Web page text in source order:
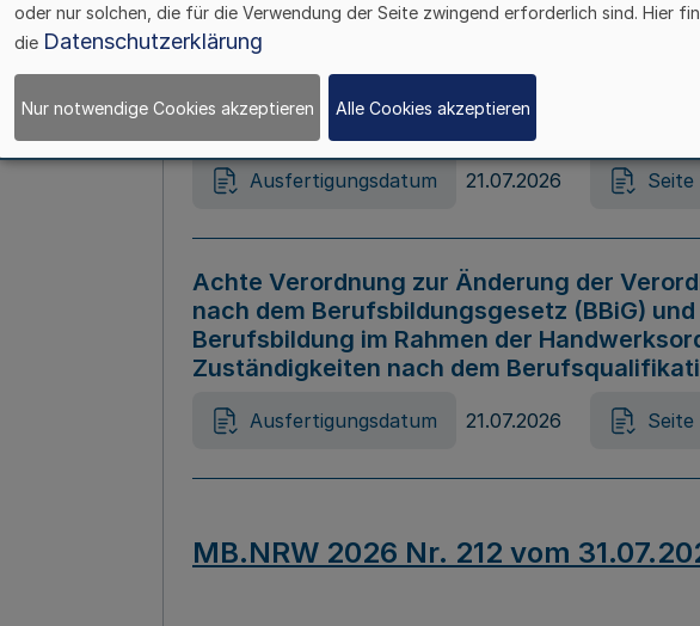
Ausfertigungsdatum 21.07.2026 Seite
Gesetz zur Änderung des Online-
Ausfertigungsdatum 21.07.2026 Seite
Achte Verordnung zur Änderung der
nach dem Berufsbildungsgesetz (BBiG)
Berufsbildung im Rahmen der
Zuständigkeiten nach dem
Ausfertigungsdatum 21.07.2026 Seite
MB.NRW 2026 Nr. 212 vom
oder nur solchen, die für die Verwendung der Seite zwingend erforderlich sind. Hier
die Datenschutzerklärung
Nur notwendige Cookies akzeptieren Alle Cookies akzeptieren